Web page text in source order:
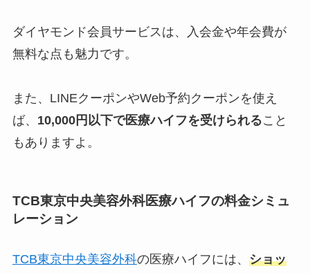
ダイヤモンド会員サービスは、
入会金や年会費が
無料な点も魅力です。
また、LINEクーポンやWeb予約クーポンを使え
ば、 10,000円以下で医療ハイフを受けられること
もありますよ。
TCB東京中央美容外科医療ハイフの料金シミュ
レーション
TCB東京中央美容外科の医療ハイフには、 ショッ